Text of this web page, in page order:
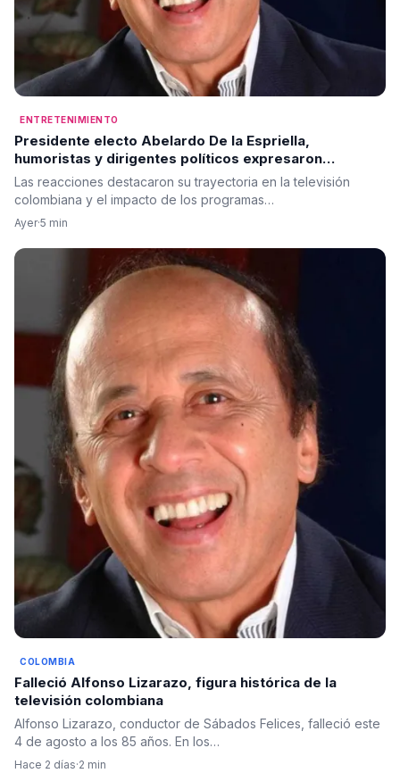
ENTRETENIMIENTO
Presidente electo Abelardo De la Espriella,
humoristas y dirigentes políticos expresaron
condolencias por la muerte de Alfonso Lizarazo
Las reacciones destacaron su trayectoria en la televisión
colombiana y el impacto de los programas…
Ayer·5 min
COLOMBIA
Falleció Alfonso Lizarazo, figura histórica de la
televisión colombiana
Alfonso Lizarazo, conductor de Sábados Felices, falleció este
4 de agosto a los 85 años. En los…
Hace 2 días·2 min